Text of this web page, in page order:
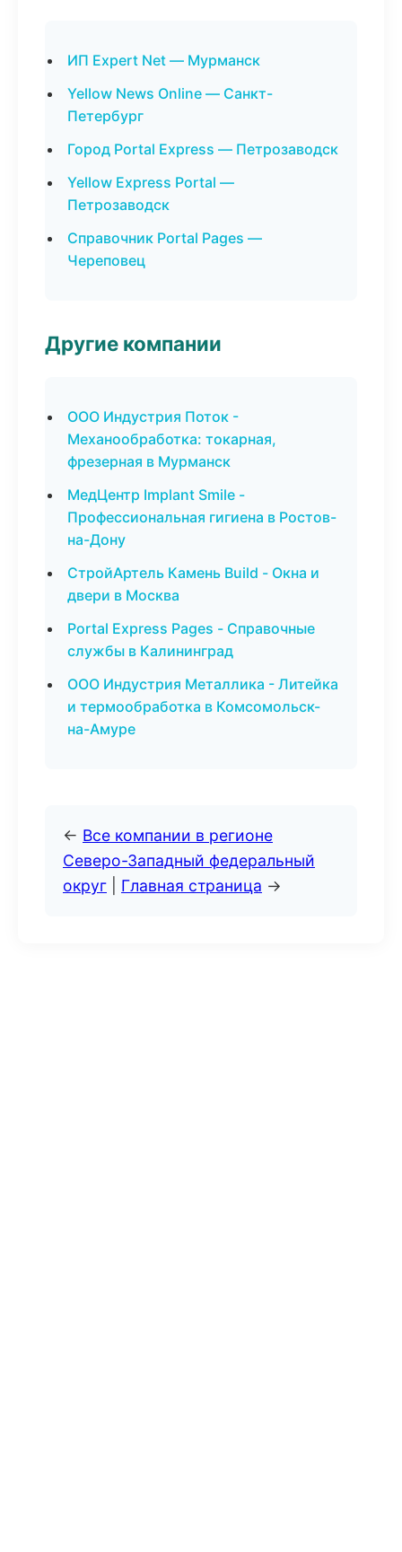
ИП Expert Net — Мурманск
Yellow News Online — Санкт-
Петербург
Город Portal Express — Петрозаводск
Yellow Express Portal —
Петрозаводск
Справочник Portal Pages —
Череповец
Другие компании
ООО Индустрия Поток -
Механообработка: токарная,
фрезерная в Мурманск
МедЦентр Implant Smile -
Профессиональная гигиена в Ростов-
на-Дону
СтройАртель Камень Build - Окна и
двери в Москва
Portal Express Pages - Справочные
службы в Калининград
ООО Индустрия Металлика - Литейка
и термообработка в Комсомольск-
на-Амуре
← Все компании в регионе
Северо-Западный федеральный
округ
Главная страница →